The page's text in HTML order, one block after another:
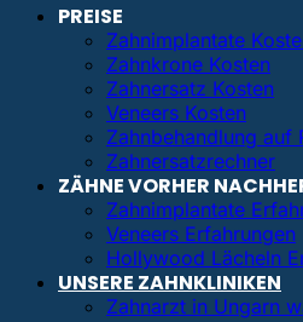
PREISE
Zahnimplantate
Zahnkrone Kosten
Zahnersatz Kosten
Veneers Kosten
Zahnbehandlung auf
Zahnersatzrechner
ZÄHNE VORHER
Zahnimplantate
Veneers Erfahrungen
Hollywood Lächeln
UNSERE ZAHNKLINIKEN
Zahnarzt in Ungarn